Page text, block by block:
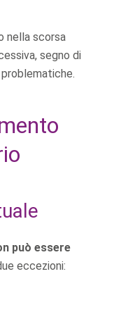
nella scorsa
segno di
può essere
eccezioni: